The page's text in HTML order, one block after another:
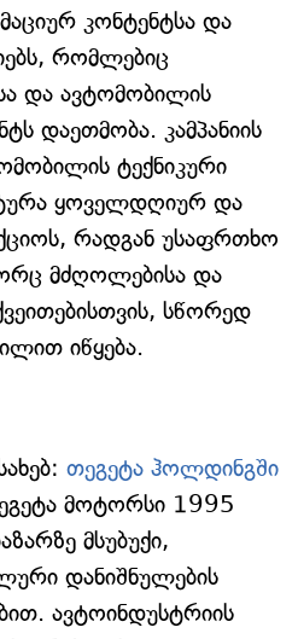
კონტენტსა და
რომლებიც
და ავტომობილის
დაეთმობა. კამპანიის
ტექნიკური
ყოველდღიურ და
რადგან უსაფრთხო
მძღოლებისა და
სწორედ
იწყება.
თეგეტა ჰოლდინგში
მოტორსი 1995
მსუბუქი,
დანიშნულების
ავტოინდუსტრიის